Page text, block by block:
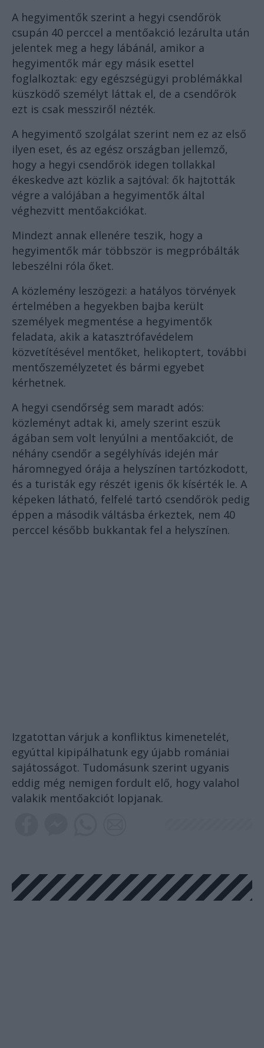
A hegyimentők szerint a hegyi csendőrök
csupán 40 perccel a mentőakció lezárulta után
jelentek meg a hegy lábánál, amikor a
hegyimentők már egy másik esettel
foglalkoztak: egy egészségügyi problémákkal
küszködő személyt láttak el, de a csendőrök
ezt is csak messziről nézték.
A hegyimentő szolgálat szerint nem ez az első
ilyen eset, és az egész országban jellemző,
hogy a hegyi csendőrök idegen tollakkal
ékeskedve azt közlik a sajtóval: ők hajtották
végre a valójában a hegyimentők által
véghezvitt mentőakciókat.
Mindezt annak ellenére teszik, hogy a
hegyimentők már többször is megpróbálták
lebeszélni róla őket.
A közlemény leszögezi: a hatályos törvények
értelmében a hegyekben bajba került
személyek megmentése a hegyimentők
feladata, akik a katasztrófavédelem
közvetítésével mentőket, helikoptert, további
mentőszemélyzetet és bármi egyebet
kérhetnek.
A hegyi csendőrség sem maradt adós:
közleményt adtak ki, amely szerint eszük
ágában sem volt lenyúlni a mentőakciót, de
néhány csendőr a segélyhívás idején már
háromnegyed órája a helyszínen tartózkodott,
és a turisták egy részét igenis ők kísérték le. A
képeken látható, felfelé tartó csendőrök pedig
éppen a második váltásba érkeztek, nem 40
perccel később bukkantak fel a helyszínen.
Izgatottan várjuk a konfliktus kimenetelét,
egyúttal kipipálhatunk egy újabb romániai
sajátosságot. Tudomásunk szerint ugyanis
eddig még nemigen fordult elő, hogy valahol
valakik mentőakciót lopjanak.